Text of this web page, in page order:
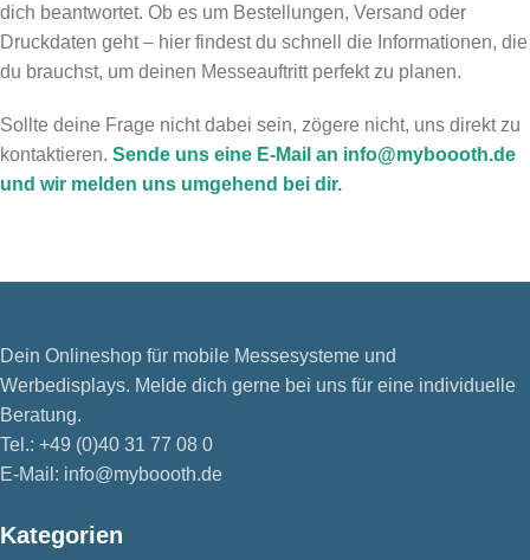
dich beantwortet. Ob es um Bestellungen, Versand oder
Druckdaten geht – hier findest du schnell die Informationen, die
du brauchst, um deinen Messeauftritt perfekt zu planen.
Sollte deine Frage nicht dabei sein, zögere nicht, uns direkt zu
kontaktieren. Sende uns eine E-Mail an info@myboooth.de
und wir melden uns umgehend bei dir.
Dein Onlineshop für mobile Messesysteme und
Werbedisplays. Melde dich gerne bei uns für eine individuelle
Beratung.
Tel.: +49 (0)40 31 77 08 0
E-Mail: info@myboooth.de
Kategorien